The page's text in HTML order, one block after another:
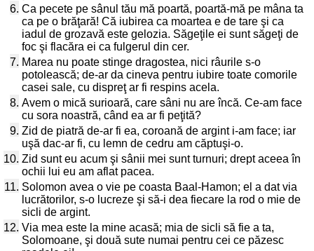
6. Ca pecete pe sânul tău mă poartă, poartă-mă pe mâna ta
ca pe o brăţară! Că iubirea ca moartea e de tare şi ca
iadul de grozavă este gelozia. Săgeţile ei sunt săgeţi de
foc şi flacăra ei ca fulgerul din cer.
7. Marea nu poate stinge dragostea, nici râurile s-o
potolească; de-ar da cineva pentru iubire toate comorile
casei sale, cu dispreţ ar fi respins acela.
8. Avem o mică surioară, care sâni nu are încă. Ce-am face
cu sora noastră, când ea ar fi peţită?
9. Zid de piatră de-ar fi ea, coroană de argint i-am face; iar
uşă dac-ar fi, cu lemn de cedru am căptuşi-o.
10. Zid sunt eu acum şi sânii mei sunt turnuri; drept aceea în
ochii lui eu am aflat pacea.
11. Solomon avea o vie pe coasta Baal-Hamon; el a dat via
lucrătorilor, s-o lucreze şi să-i dea fiecare la rod o mie de
sicli de argint.
12. Via mea este la mine acasă; mia de sicli să fie a ta,
Solomoane, şi două sute numai pentru cei ce păzesc